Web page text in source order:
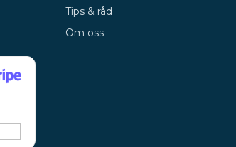
Tips & råd
Om oss